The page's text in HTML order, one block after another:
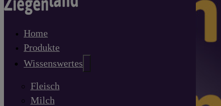
Home
Produkte
Wissenswertes
Fleisch
Milch